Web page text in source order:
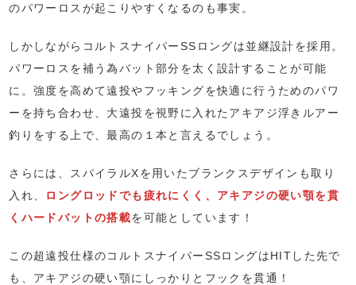
のパワーロスが起こりやすくなるのも事実。
しかしながらコルトスナイパーSSロングは並継設計を採用。
パワーロスを補う為バット部分を太く設計することが可能
に。強度を高めて遠投やフッキングを快適に行うためのパワ
ーを持ち合わせ、大遠投を視野に入れたアキアジ浮きルアー
釣りをする上で、最高の１本と言えるでしょう。
さらには、スパイラルXを用いたブランクスデザインも取り
入れ、 ロングロッドでも疲れにくく、アキアジの硬い顎を貫
くハードバットの搭載を可能としています！
この超遠投仕様のコルトスナイパーSSロングはHITした先で
も、アキアジの硬い顎にしっかりとフックを貫通！